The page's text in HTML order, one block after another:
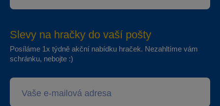
Slevy na hračky do vaší pošty
Posíláme 1x týdně akční nabídku hraček. Nezahltíme vám
schránku, nebojte :)